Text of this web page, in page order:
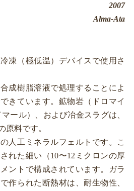
2007
Alma-Ata
凍（極低温）デバイスで使用さ
成樹脂溶液で処理することによ
きています。鉱物岩（ドロマイ
ール）、および冶金スラグは、
原料です。
人工ミネラルフェルトです。こ
れた細い（10〜12ミクロンの厚
ントで構成されています。ガラ
作られた断熱材は、耐生物性、